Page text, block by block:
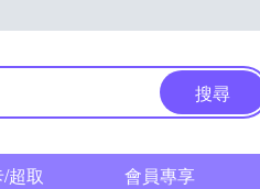
搜尋
超取 會員專享